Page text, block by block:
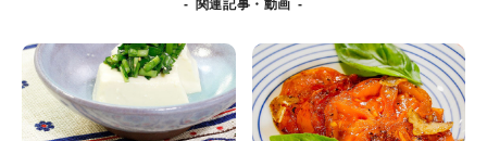
関連記事・動画